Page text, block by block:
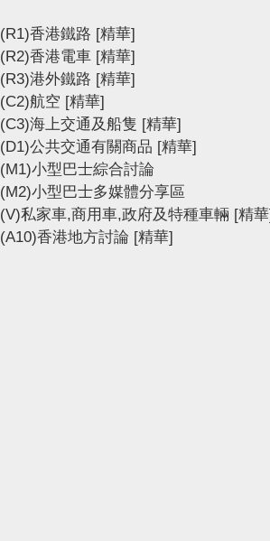
(R1)香港鐵路 [精華]
(R2)香港電車 [精華]
(R3)港外鐵路 [精華]
(C2)航空 [精華]
(C3)海上交通及船隻 [精華]
(D1)公共交通有關商品 [精華]
(M1)小型巴士綜合討論
(M2)小型巴士多媒體分享區
(V)私家車,商用車,政府及特種車輛 [精
(A10)香港地方討論 [精華]